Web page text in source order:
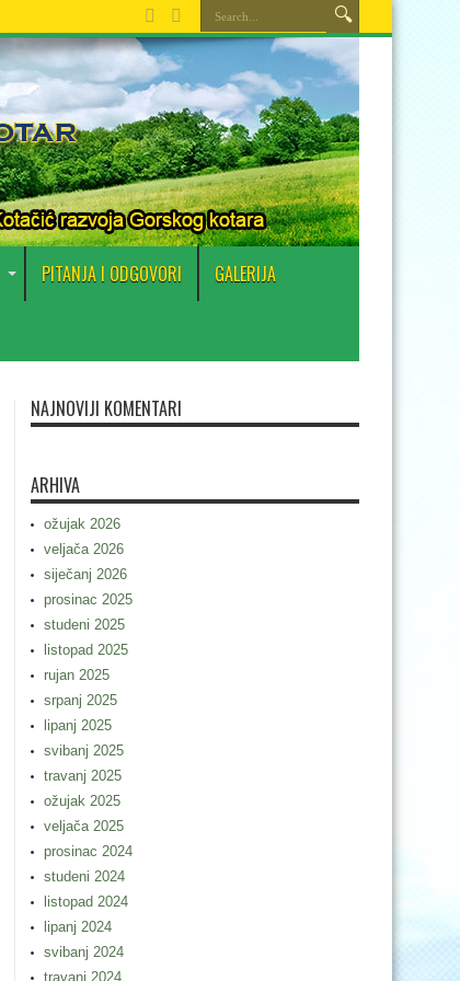
PITANJA I ODGOVORI GALERIJA
NAJNOVIJI KOMENTARI
ARHIVA
ožujak 2026
veljača 2026
siječanj 2026
prosinac 2025
studeni 2025
listopad 2025
rujan 2025
srpanj 2025
lipanj 2025
svibanj 2025
travanj 2025
ožujak 2025
veljača 2025
prosinac 2024
studeni 2024
listopad 2024
lipanj 2024
svibanj 2024
travanj 2024